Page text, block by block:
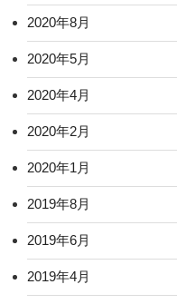
2020年8月
2020年5月
2020年4月
2020年2月
2020年1月
2019年8月
2019年6月
2019年4月